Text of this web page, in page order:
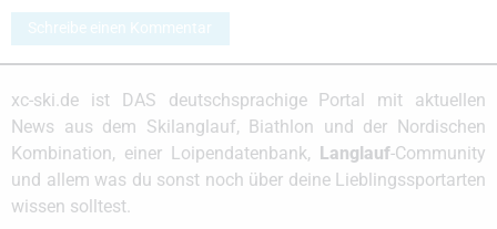
Schreibe einen Kommentar
xc-ski.de ist DAS deutschsprachige Portal mit aktuellen
News aus dem Skilanglauf, Biathlon und der Nordischen
Kombination, einer Loipendatenbank,
Langlauf-Community
und allem was du sonst noch über deine Lieblingssportarten
wissen solltest.